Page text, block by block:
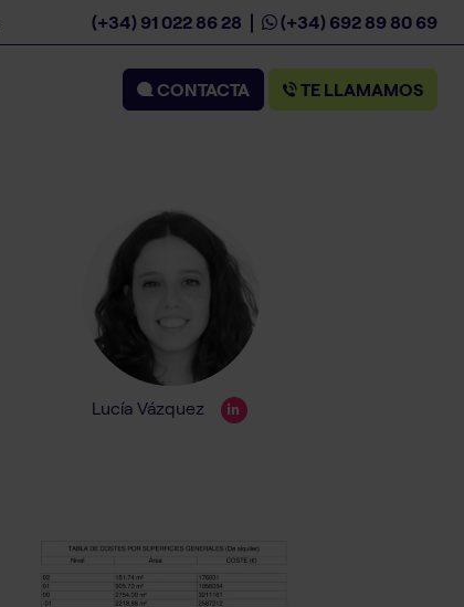
CONTACTA TE LLAMAMOS
(+34) 91 022 86 28 (+34) 692 89 80 69
Lucía Vázquez